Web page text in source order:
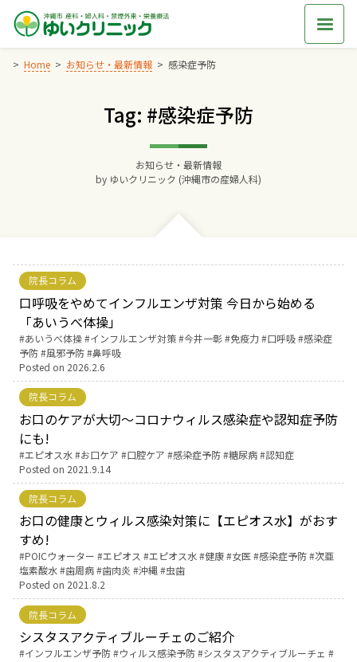
Skip
content
Home お知らせ・最新情報 感染症予防
Tag: #感染症予防
お知らせ・最新情報
by ゆいクリニック (沖縄市の産婦人科)
院長コラム
口呼吸をやめてインフルエンザ対策 今日から始める
「あいうべ体操」
Tags:
あいうべ体操 インフルエンザ対策 今井一彰 免疫力 口呼吸 感染症
予防
風邪予防 鼻呼吸
Posted on 2026.2.6
院長コラム
お口のケアが大切～コロナウィルス感染症や認知症予防
にも!
Tags:
エピオス水 お口ケア 口腔ケア 感染症予防 糖尿病 認知症
Posted on 2021.9.14
院長コラム
お口の健康とウィルス感染対策に【エピオス水】がおす
すめ!
Tags:
POICウォーター エピオス エピオス水 健康 女医 感染症予防 次亜
塩素酸水 歯周病 歯肉炎 沖縄
虫歯
Posted on 2021.8.2
院長コラム
シスタスアクティブルーチェのご紹介
Tags:
インフルエンザ予防 ウィルス感染予防
シスタスアクティブルーチェ
Home
交通アクセス
診療料金
妊婦健診
お産について
母乳育児
予防接種
その他の診療内容
‘さんルーム’ でさまざまな講座・クラス